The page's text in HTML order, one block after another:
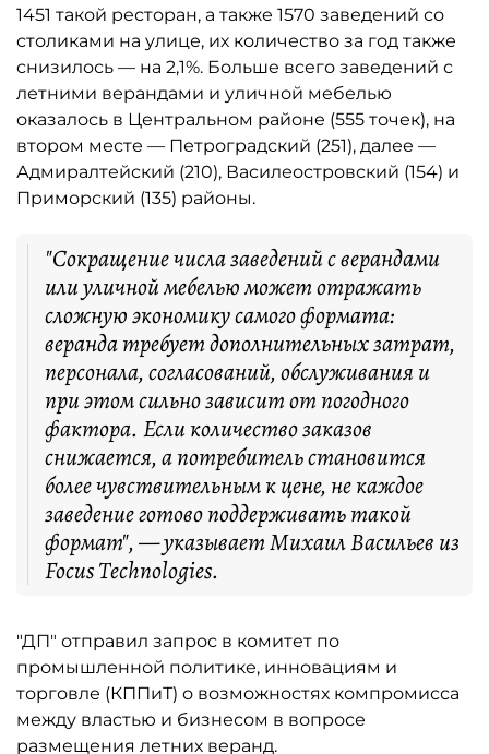
1451 такой ресторан, а также 1570 заведений со
столиками на улице, их количество за год также
снизилось — на 2,1%. Больше всего заведений с
летними верандами и уличной мебелью
оказалось в Центральном районе (555 точек), на
втором месте — Петроградский (251), далее —
Адмиралтейский (210), Василеостровский (154) и
Приморский (135) районы.
"Сокращение числа заведений с верандами
или уличной мебелью может отражать
сложную экономику самого формата:
веранда требует дополнительных затрат,
персонала, согласований, обслуживания и
при этом сильно зависит от погодного
фактора. Если количество заказов
снижается, а потребитель становится
более чувствительным к цене, не каждое
заведение готово поддерживать такой
формат", — указывает Михаил Васильев из
Focus Technologies.
"ДП" отправил запрос в комитет по
промышленной политике, инновациям и
торговле (КППиТ) о возможностях компромисса
между властью и бизнесом в вопросе
размещения летних веранд.